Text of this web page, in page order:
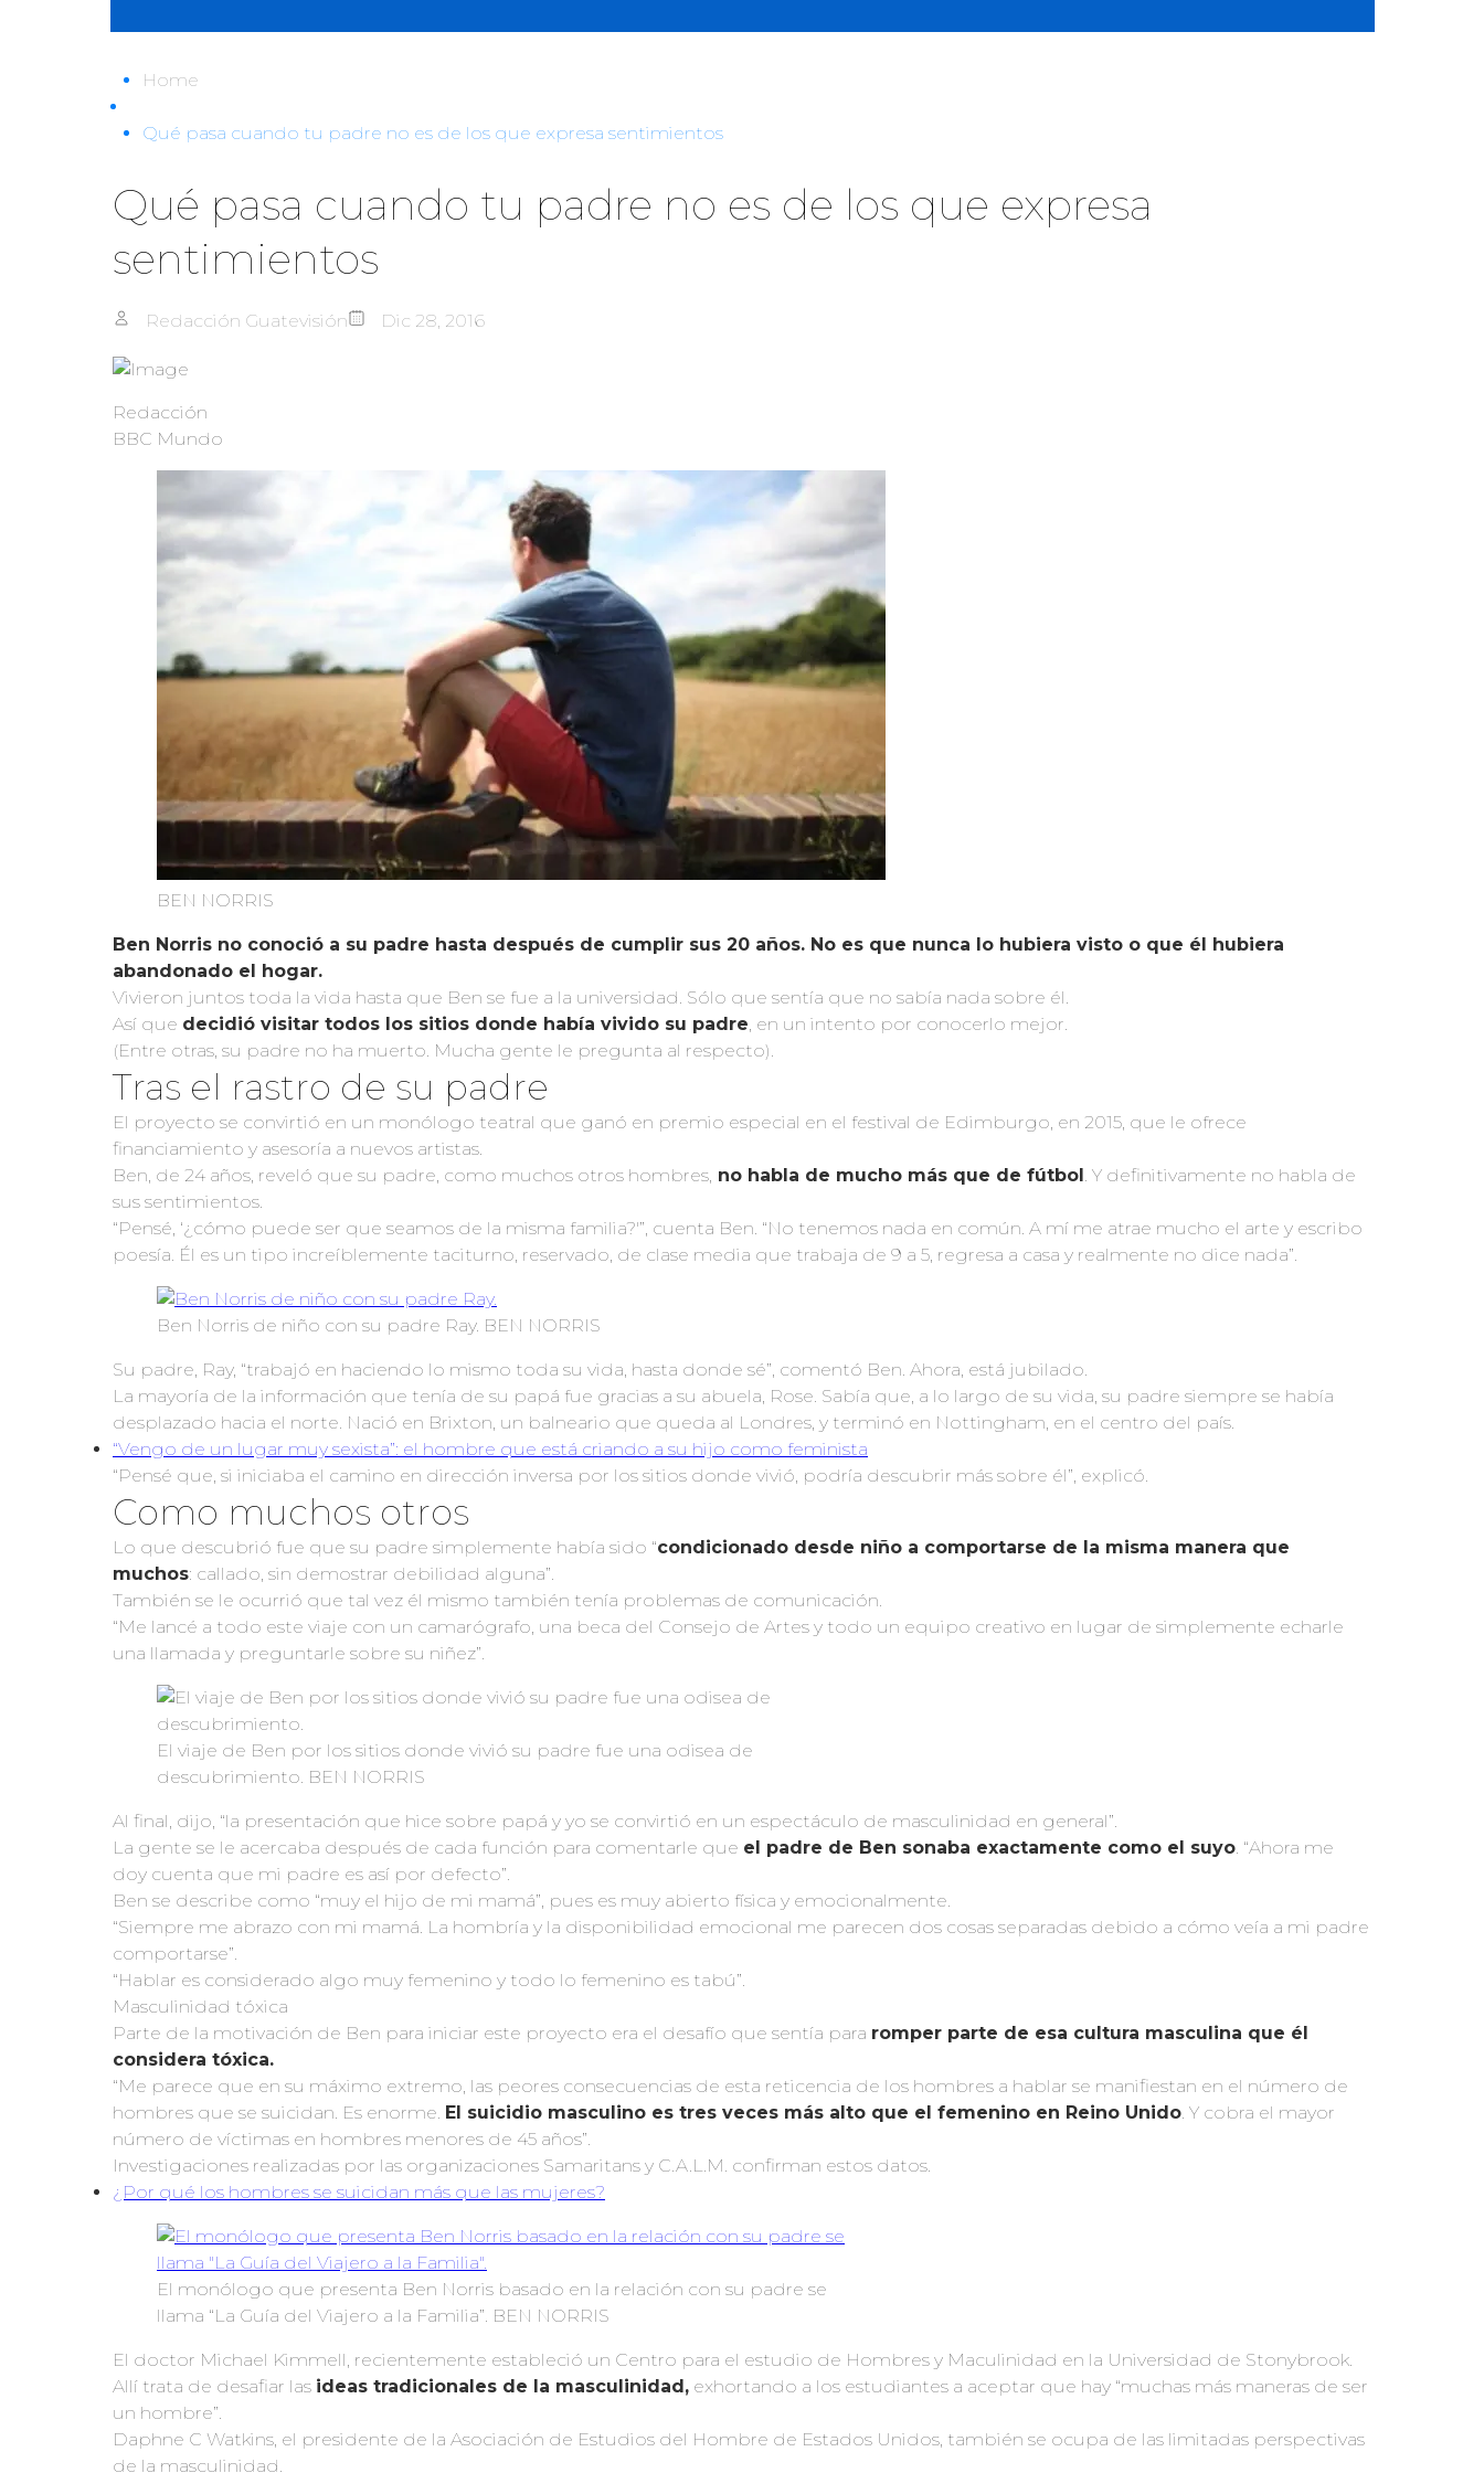
Home
Qué pasa cuando tu padre no es de los que expresa sentimientos
Qué pasa cuando tu padre no es de los que expresa
sentimientos
Redacción Guatevisión Dic 28, 2016
Redacción
BBC Mundo
BEN NORRIS
Ben Norris no conoció a su padre hasta después de cumplir sus 20 años. No es que nunca lo hubiera visto o que él hubiera
abandonado el hogar.
Vivieron juntos toda la vida hasta que Ben se fue a la universidad. Sólo que sentía que no sabía nada sobre él.
Así que decidió visitar todos los sitios donde había vivido su padre, en un intento por conocerlo mejor.
(Entre otras, su padre no ha muerto. Mucha gente le pregunta al respecto).
Tras el rastro de su padre
El proyecto se convirtió en un monólogo teatral que ganó en premio especial en el festival de Edimburgo, en 2015, que le ofrece
financiamiento y asesoría a nuevos artistas.
Ben, de 24 años, reveló que su padre, como muchos otros hombres, no habla de mucho más que de fútbol. Y definitivamente no habla de
sus sentimientos.
“Pensé, ‘¿cómo puede ser que seamos de la misma familia?'”, cuenta Ben. “No tenemos nada en común. A mí me atrae mucho el arte y escribo
poesía. Él es un tipo increíblemente taciturno, reservado, de clase media que trabaja de 9 a 5, regresa a casa y realmente no dice nada”.
Ben Norris de niño con su padre Ray. BEN NORRIS
Su padre, Ray, “trabajó en haciendo lo mismo toda su vida, hasta donde sé”, comentó Ben. Ahora, está jubilado.
La mayoría de la información que tenía de su papá fue gracias a su abuela, Rose. Sabía que, a lo largo de su vida, su padre siempre se había
desplazado hacia el norte. Nació en Brixton, un balneario que queda al Londres, y terminó en Nottingham, en el centro del país.
“Vengo de un lugar muy sexista”: el hombre que está criando a su hijo como feminista
“Pensé que, si iniciaba el camino en dirección inversa por los sitios donde vivió, podría descubrir más sobre él”, explicó.
Como muchos otros
Lo que descubrió fue que su padre simplemente había sido “condicionado desde niño a comportarse de la misma manera que
muchos: callado, sin demostrar debilidad alguna”.
También se le ocurrió que tal vez él mismo también tenía problemas de comunicación.
“Me lancé a todo este viaje con un camarógrafo, una beca del Consejo de Artes y todo un equipo creativo en lugar de simplemente echarle
una llamada y preguntarle sobre su niñez”.
El viaje de Ben por los sitios donde vivió su padre fue una odisea de
descubrimiento. BEN NORRIS
Al final, dijo, “la presentación que hice sobre papá y yo se convirtió en un espectáculo de masculinidad en general”.
La gente se le acercaba después de cada función para comentarle que el padre de Ben sonaba exactamente como el suyo. “Ahora me
doy cuenta que mi padre es así por defecto”.
Ben se describe como “muy el hijo de mi mamá”, pues es muy abierto física y emocionalmente.
“Siempre me abrazo con mi mamá. La hombría y la disponibilidad emocional me parecen dos cosas separadas debido a cómo veía a mi padre
comportarse”.
“Hablar es considerado algo muy femenino y todo lo femenino es tabú”.
Masculinidad tóxica
Parte de la motivación de Ben para iniciar este proyecto era el desafío que sentía para romper parte de esa cultura masculina que él
considera tóxica.
“Me parece que en su máximo extremo, las peores consecuencias de esta reticencia de los hombres a hablar se manifiestan en el número de
hombres que se suicidan. Es enorme. El suicidio masculino es tres veces más alto que el femenino en Reino Unido. Y cobra el mayor
número de víctimas en hombres menores de 45 años”.
Investigaciones realizadas por las organizaciones Samaritans y C.A.L.M. confirman estos datos.
¿Por qué los hombres se suicidan más que las mujeres?
El monólogo que presenta Ben Norris basado en la relación con su padre se
llama “La Guía del Viajero a la Familia”. BEN NORRIS
El doctor Michael Kimmell, recientemente estableció un Centro para el estudio de Hombres y Maculinidad en la Universidad de Stonybrook.
Allí trata de desafiar las ideas tradicionales de la masculinidad, exhortando a los estudiantes a aceptar que hay “muchas más maneras de ser
un hombre”.
Daphne C Watkins, el presidente de la Asociación de Estudios del Hombre de Estados Unidos, también se ocupa de las limitadas perspectivas
de la masculinidad.